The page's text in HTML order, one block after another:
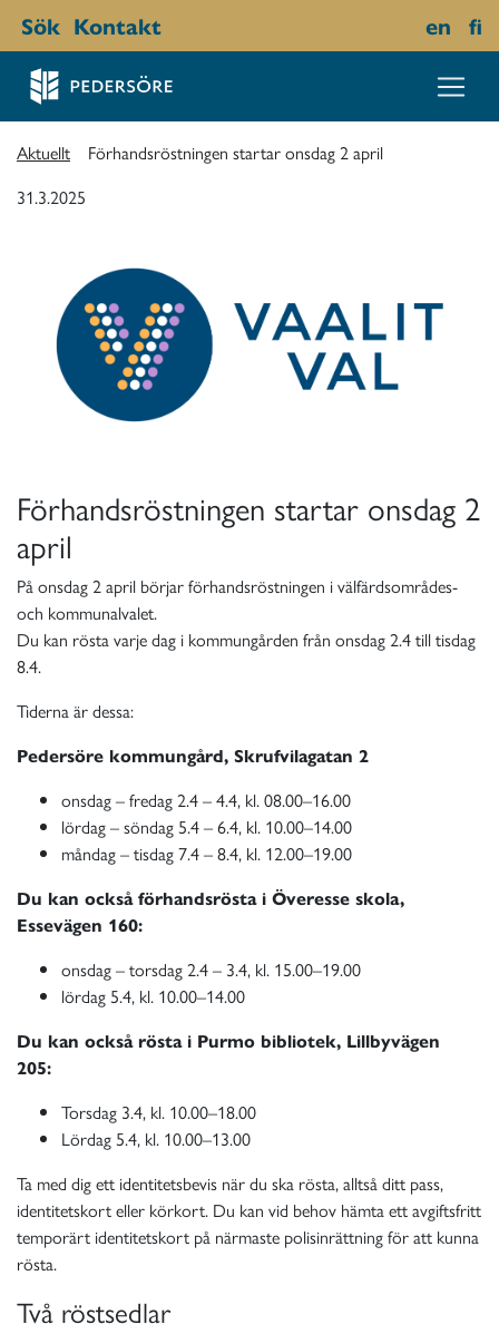
Sök Kontakt en fi
Aktuellt
Förhandsröstningen startar onsdag 2 april
31.3.2025
Förhandsröstningen startar onsdag 2
april
På onsdag 2 april börjar förhandsröstningen i välfärdsområdes-
och kommunalvalet.
Du kan rösta varje dag i kommungården från onsdag 2.4 till tisdag
8.4.
Tiderna är dessa:
Pedersöre kommungård, Skrufvilagatan 2
onsdag – fredag 2.4 – 4.4, kl. 08.00–16.00
lördag – söndag 5.4 – 6.4, kl. 10.00–14.00
måndag – tisdag 7.4 – 8.4, kl. 12.00–19.00
Du kan också förhandsrösta i Överesse skola,
Essevägen 160:
onsdag – torsdag 2.4 – 3.4, kl. 15.00–19.00
lördag 5.4, kl. 10.00–14.00
Du kan också rösta i Purmo bibliotek, Lillbyvägen
205:
Torsdag 3.4, kl. 10.00–18.00
Lördag 5.4, kl. 10.00–13.00
Ta med dig ett identitetsbevis när du ska rösta, alltså ditt pass,
identitetskort eller körkort. Du kan vid behov hämta ett avgiftsfritt
temporärt identitetskort på närmaste polisinrättning för att kunna
rösta.
Två röstsedlar